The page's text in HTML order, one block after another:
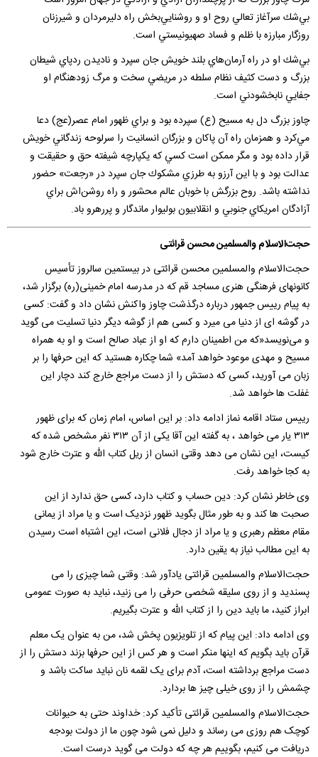
بي‌شك سرآغاز تعالي روح او و روشنايي‌بخش راه دليرمردان و شيرزنان
روزگار مبارزه با ظلم و فساد صهيونيستي است.
بي‌شك او در راه آرمان‌هاي بلند خويش جان سپرد و ناديدن رد‌پاي شيطان
بزرگ و دست كثيف نظام سلطه در مريضي سخت و مرگ زودهنگام او
جفايي نابخشودني است.
چاوز بزرگ دل به مسيح (ع) سپرده بود و براي ظهور امام عصر(عج) دعا
مي‌كرد و همزمان راه آن پاكان و بزرگان انسانيت را سرلوحه زندگاني خويش
قرار داده بود و مگر ممكن است كسي كه يكپارچه شيفته حق و حقيقت و
عدالت بود و با اين آرزو به طرزي مشكوك جان سپرد در «رجعت» حضور
نداشته باشد. روح بزرگش با خوبان عالم محشور و راه روشن‌اش براي
آزادگان امريكاي جنوبي و انقلابيون بوليوار ماندگار و پررهرو باد.
حجت‌الاسلام والمسلمین محسن قرائتی
حجت‌الاسلام والمسلمین محسن قرائتی در بیستمین سالروز تأسیس
کانونهای فرهنگی هنری مساجد قم که در مدرسه امام خمینی(ره) برگزار شد،
به پیام رییس جمهور درباره درگذشت چاوز واکنش نشان داد و گفت: کسی
در گوشه ای از دنیا می میرد و کسی هم از گوشه دیگر دنیا تسلیت می گوید
و می‌نویسد«که من اطمینان دارم که او از عباد صالح است و او به همراه
مسیح و مهدی موعود خواهد آمد» شما چکاره هستید که این حرفها را بر
زبان می آورید، کسی که دستش را از دست مراجع خارج کند دچار این
غفلت ها خواهد شد.
رییس ستاد اقامه‌ نماز ادامه داد: بر این اساس، امام زمان که برای ظهور
۳۱۳ یار می خواهد ، به گفته این آقا یکی از آن ۳۱۳ نفر مشخص شده که
کیست، این نشان می دهد وقتی انسان از ریل کتاب الله و عترت خارج شود
به کجا خواهد رفت.
وی خاطر نشان کرد: دین حساب و کتاب دارد، کسی حق ندارد از این
صحبت ها کند و به طور مثال بگوید ظهور نزدیک است و یا مراد از یمانی
مقام معظم رهبری و یا مراد از دجال فلانی است، این اشتباه است رسیدن
به این مطالب نیاز به یقین دارد.
حجت‌الاسلام والمسلمین قرائتی یادآور شد: وقتی شما چیزی را می
پسندید و از روی سلیقه شخصی حرفی را می زنید، نباید به صورت عمومی
ابراز کنید، ما باید دین را از کتاب الله و عترت بگیریم.
وی ادامه داد: این پیام که از تلویزیون پخش شد، من به عنوان یک معلم
قرآن باید بگویم که اینها منکر است و هر کس از این حرفها بزند دستش را از
دست مراجع برداشته است، آدم برای یک لقمه نان نباید ساکت باشد و
چشمش را از روی خیلی چیز ها بردارد.
حجت‌الاسلام والمسلمین قرائتی تأکید کرد: خداوند حتی به حیوانات
کوچک هم روزی می رساند و دلیل نمی شود چون ما از دولت بودجه
دریافت می کنیم، بگوییم هر چه که دولت می گوید درست است.